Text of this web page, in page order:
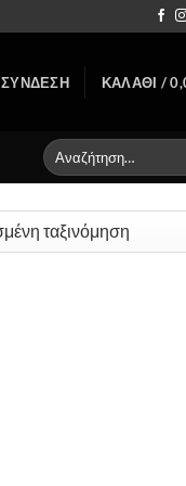
ΣΎΝΔΕΣΗ ΚΑΛΆΘΙ /
Αναζήτηση
για: